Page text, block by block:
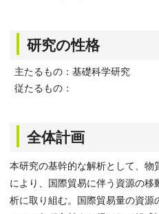
研究の性格
主たるもの：基礎科学研究
従たるもの：
全体計画
本研究の基幹的な解析として、
により、国際貿易に伴う資源の
析に取り組む。国際貿易量の資源